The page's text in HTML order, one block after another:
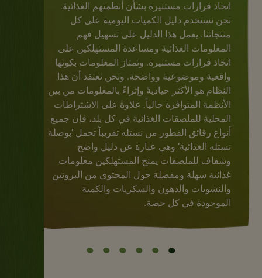
اتخاذ قرارات مستنيرة بشأن أنظمتهم الغذائية.
نحن نستخدم دليل الكميات اليومية على كل
منتجاتنا. يعمل هذا الدليل على تسهيل فهم
المعلومات الغذائية ومساعدة المستهلكين على
اتخاذ قرارات مستنيرة. وتمتاز المعلومات بكونها
واقعية وموضوعية وواضحة. ونحن نعتقد أن هذا
النظام هو الأكثر حياديةً وإثراءً بالمعلومات من بين
الأنظمة المتوافرة حالياً. علاوة على الاشتراطات
المحلية للملصقات الغذائية في كل بلد، فإن جميع
أنواع رقائق الفطور من نستله تقريباً تحمل ’بوصلة
نستله الغذائية‘ وهي عبارة عن دليل واضح
وشفاف للملصقات يمنح المستهلكين معلومات
غذائية سهلة ومفصلة حول المحتوى من البروتين
والنشويات والدهون والسكريات والكمية
الموجودة في كل حصة.
Previous